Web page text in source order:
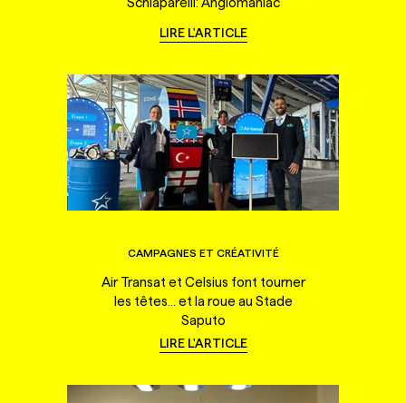
LIRE L'ARTICLE
CAMPAGNES ET CRÉATIVITÉ
Air Transat et Celsius font tourner
les têtes... et la roue au Stade
Saputo
LIRE L'ARTICLE